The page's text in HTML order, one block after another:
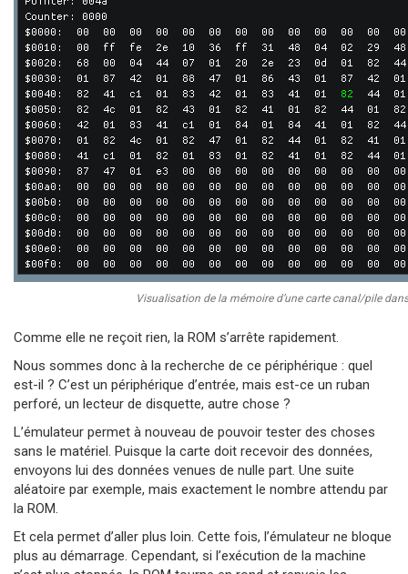
Visualisation de la mémoire d’une carte canal/pile
Comme elle ne reçoit rien, la ROM s’arrête rapidement.
Nous sommes donc à la recherche de ce périphérique : quel
est-il ? C’est un périphérique d’entrée, mais est-ce un ruban
perforé, un lecteur de disquette, autre chose ?
L’émulateur permet à nouveau de pouvoir tester des choses
sans le matériel. Puisque la carte doit recevoir des données,
envoyons lui des données venues de nulle part. Une suite
aléatoire par exemple, mais exactement le nombre attendu par
la ROM.
Et cela permet d’aller plus loin. Cette fois, l’émulateur ne bloque
plus au démarrage. Cependant, si l’exécution de la machine